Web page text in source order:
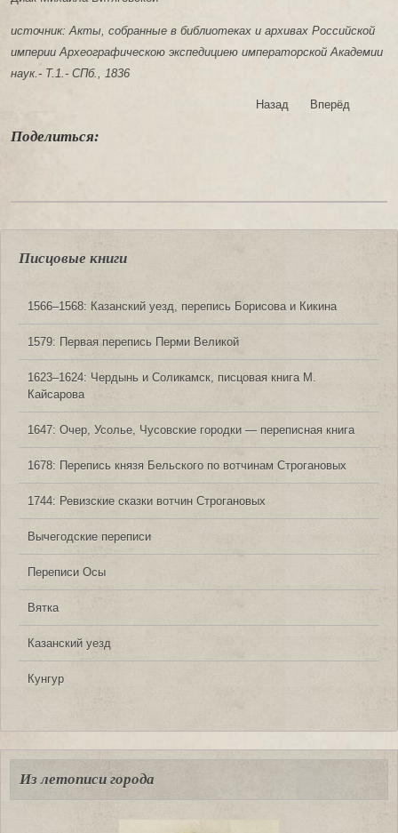
источник: Акты, собранные в библиотеках и архивах Российской
империи Археографическою экспедициею императорской Академии
наук.- Т.1.- СПб., 1836
Назад Вперёд
Поделиться:
Писцовые книги
1566‒1568: Казанский уезд, перепись Борисова и Кикина
1579: Первая перепись Перми Великой
1623‒1624: Чердынь и Соликамск, писцовая книга М.
Кайсарова
1647: Очер, Усолье, Чусовские городки — переписная книга
1678: Перепись князя Бельского по вотчинам Строгановых
1744: Ревизские сказки вотчин Строгановых
Вычегодские переписи
Переписи Осы
Вятка
Казанский уезд
Кунгур
Из летописи города